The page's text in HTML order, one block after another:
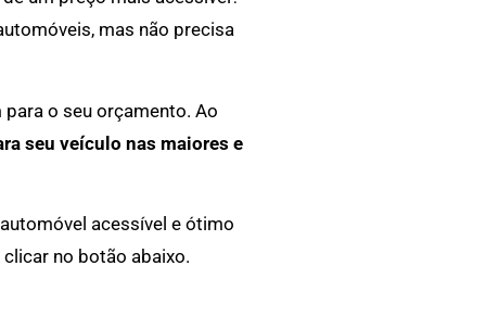
mas não precisa
o seu orçamento. Ao
seu veículo nas maiores e
acessível e ótimo
no botão abaixo.